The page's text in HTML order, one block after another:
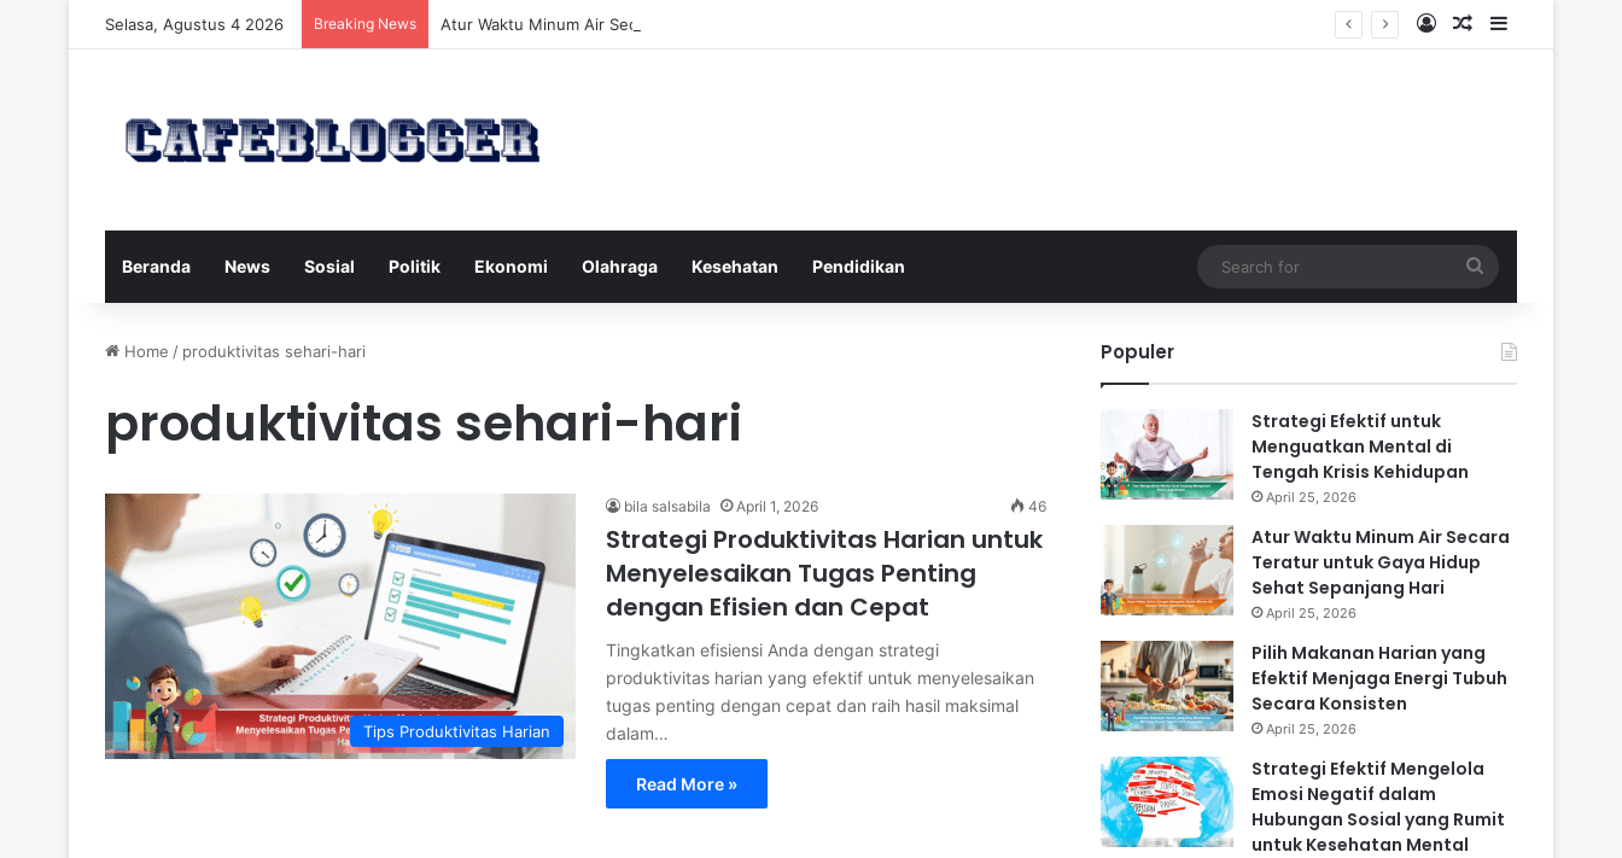
Selasa, Agustus 4 2026 Breaking News Atur Waktu Minum Air Secara Teratur untuk Gaya Hidup Sehat Sepanjang Hari Log InRandom Article
Sidebar
Beranda News Sosial Politik Ekonomi Olahraga Kesehatan Pendidikan
for
Home / produktivitas sehari-hari
produktivitas sehari-hari
Tips Produktivitas Harian
bila salsabila April 1, 2026 46
Strategi Produktivitas Harian untuk
Menyelesaikan Tugas Penting
dengan Efisien dan Cepat
Tingkatkan efisiensi Anda dengan strategi
produktivitas harian yang efektif untuk menyelesaikan
tugas penting dengan cepat dan raih hasil maksimal
dalam…
Read More »
Populer
Strategi Efektif untuk
Menguatkan Mental di
Tengah Krisis Kehidupan
April 25, 2026
Atur Waktu Minum Air Secara
Teratur untuk Gaya Hidup
Sehat Sepanjang Hari
April 25, 2026
Pilih Makanan Harian yang
Efektif Menjaga Energi Tubuh
Secara Konsisten
April 25, 2026
Strategi Efektif Mengelola
Emosi Negatif dalam
Hubungan Sosial yang Rumit
untuk Kesehatan Mental